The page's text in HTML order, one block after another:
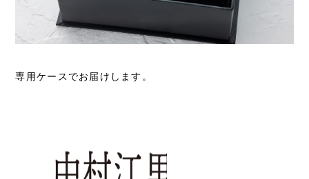
専用ケースでお届けします。